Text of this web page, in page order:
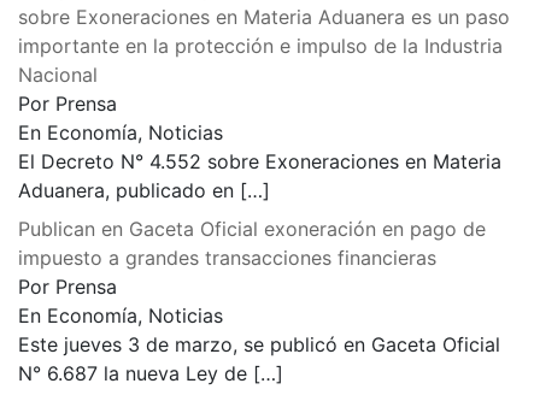
sobre Exoneraciones en Materia Aduanera es un paso
importante en la protección e impulso de la Industria
Nacional
Por Prensa
En Economía, Noticias
El Decreto N° 4.552 sobre Exoneraciones en Materia
Aduanera, publicado en […]
Publican en Gaceta Oficial exoneración en pago de
impuesto a grandes transacciones financieras
Por Prensa
En Economía, Noticias
Este jueves 3 de marzo, se publicó en Gaceta Oficial
N° 6.687 la nueva Ley de […]